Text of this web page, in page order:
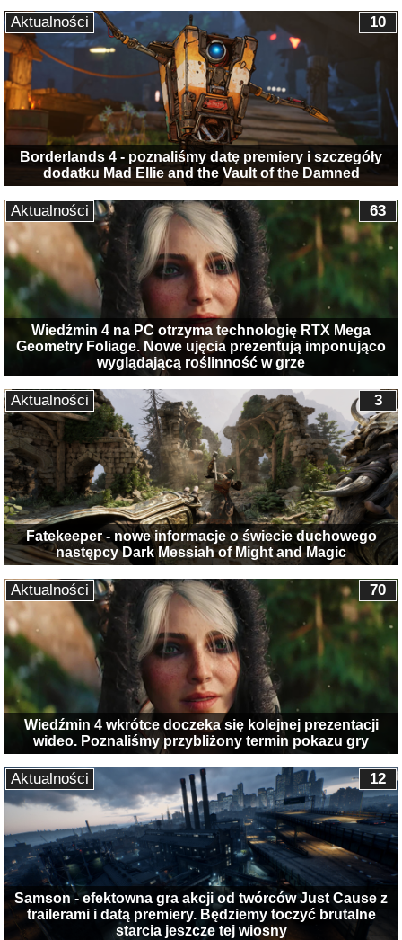
Borderlands 4 - poznaliśmy datę premiery i szczegóły
dodatku Mad Ellie and the Vault of the Damned
10
Aktualności
Wiedźmin 4 na PC otrzyma technologię RTX Mega
Geometry Foliage. Nowe ujęcia prezentują imponująco
wyglądającą roślinność w grze
63
Aktualności
Fatekeeper - nowe informacje o świecie duchowego
następcy Dark Messiah of Might and Magic
3
Aktualności
Wiedźmin 4 wkrótce doczeka się kolejnej prezentacji
wideo. Poznaliśmy przybliżony termin pokazu gry
70
Aktualności
Samson - efektowna gra akcji od twórców Just Cause z
trailerami i datą premiery. Będziemy toczyć brutalne
starcia jeszcze tej wiosny
12
Aktualności